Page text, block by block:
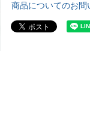
商品についてのお問